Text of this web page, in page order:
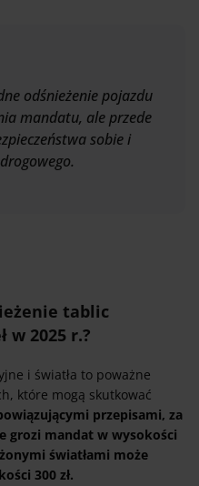
odśnieżenie pojazdu
mandatu, ale przede
sobie i
tablic
w 2025 r.?
i światła to poważne
które mogą skutkować
przepisami, za
grozi mandat w wysokości
światłami może
300 zł.